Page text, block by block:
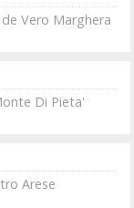
Vero Marghera
Di Pieta'
Arese